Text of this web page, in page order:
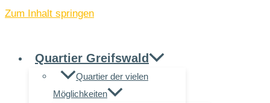
Zum Inhalt springen
Quartier Greifswald
Quartier der vielen
Möglichkeiten